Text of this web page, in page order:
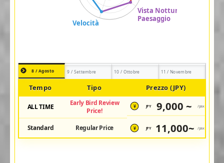
8 / Agosto 9 / Settembre 10 / Ottobre 11 / Novembre
Tempo Tipo Prezzo (JPY)
ALL TIME
Early Bird Review
Price!
¥ JPY 9,000 ~ /pax
Standard Regular Price ¥ JPY 11,000~ /pax